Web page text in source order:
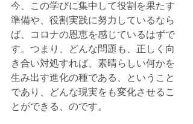
今、この学びに集中して役割を果たす
準備や、役割実践に努力しているなら
ば、コロナの恩恵を感じているはずで
す。つまり、
どんな問題も、正しく向
き合い対処すれば、素晴らしい何かを
生み出す進化の種である
、ということ
であり、どんな現実をも変化させるこ
とができる
、のです。